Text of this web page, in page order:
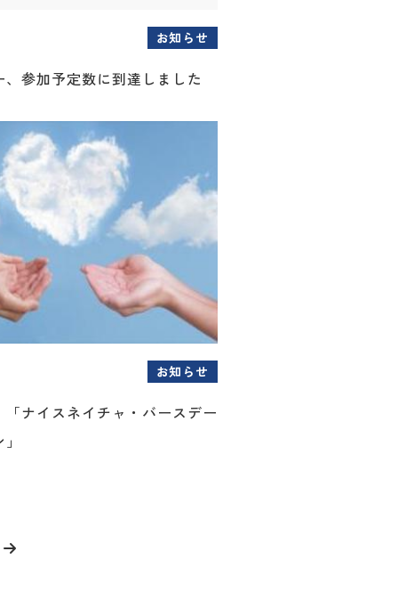
お知らせ
参加予定数に到達しました
お知らせ
「ナイスネイチャ・バースデー